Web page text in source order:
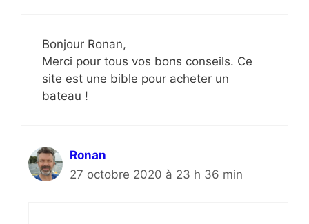
Bonjour Ronan,
Merci pour tous vos bons conseils. Ce
site est une bible pour acheter un
bateau !
Ronan
27 octobre 2020 à 23 h 36 min